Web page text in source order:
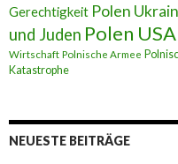
Gerechtigkeit Polen
und Juden Polen USA
Wirtschaft Polnische Armee
Katastrophe
NEUESTE BEITRÄGE